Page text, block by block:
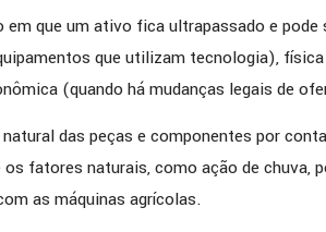
em que um ativo fica ultrapassado e pode
que utilizam tecnologia),
(quando há mudanças legais de
das peças e componentes por
fatores naturais, como ação de chuva,
as máquinas agrícolas.